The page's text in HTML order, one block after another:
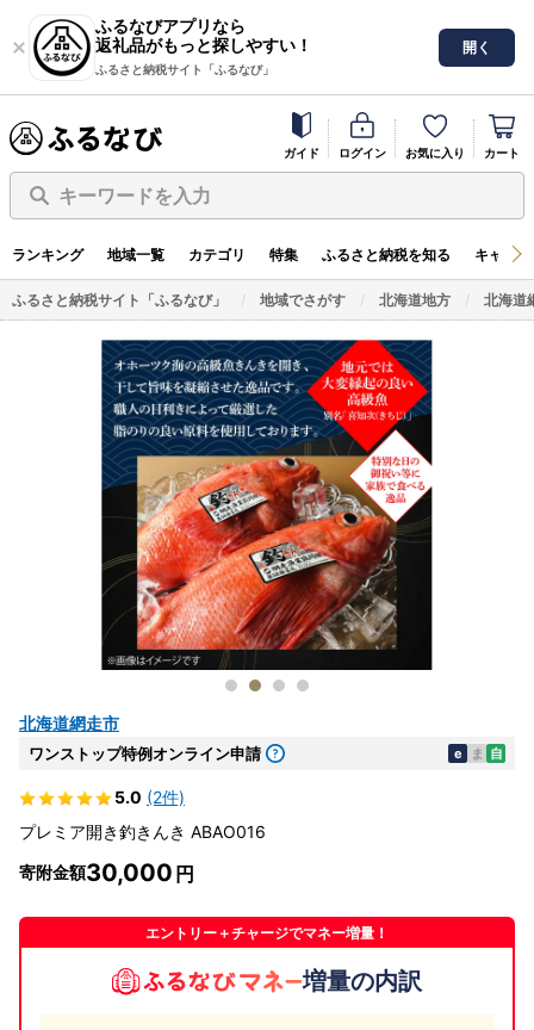
ふるなびアプリなら
返礼品がもっと探しやすい！
ふるさと納税サイト「ふるなび」
開く
ガイド ログイン お気に入り カート
キーワードを入力
ランキング 地域一覧 カテゴリ 特集 ふるさと納税を知る キャン
ふるさと納税サイト「ふるなび」 地域でさがす 北海道地方 北海道
北海道網走市
ワンストップ特例オンライン申請 e ま 自
5.0 (2件)
プレミア開き釣きんき ABAO016
寄附金額30,000
エントリー＋チャージでマネー増量！
増量の内訳